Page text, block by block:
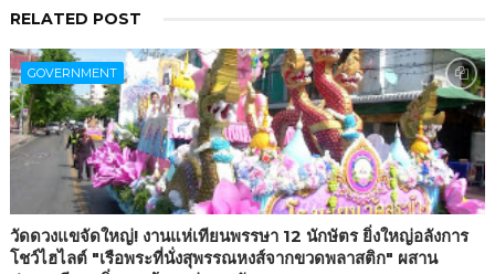
RELATED POST
GOVERNMENT
วัดดวงแขจัดใหญ่! งานแห่เทียนพรรษา 12 นักษัตร ยิ่งใหญ่อลังการ
โชว์ไฮไลต์ "เรือพระที่นั่งสุพรรณหงส์จากขวดพลาสติก" ผสาน